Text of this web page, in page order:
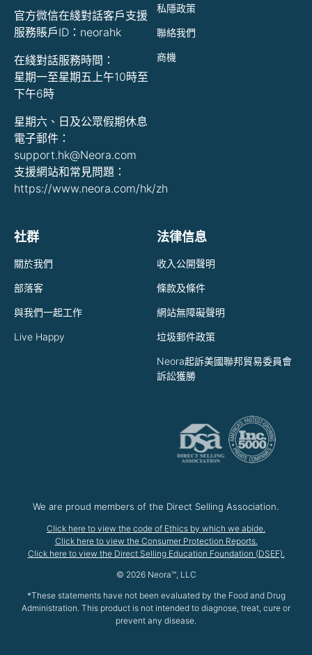
官方微信在綫對話客戶支援
服務賬戶ID：neorahk
在綫對話服務時間：
星期一至星期五上午10時至
下午6時
星期六、日及公眾假期休息
電子郵件：
support.hk@Neora.com
支援網站和常見問題：
https://www.neora.com/hk/zh
私隱政策
聯絡我們
商機
社群
關於我們
部落客
與我們一起工作
Live Happy
法律信息
收入公開聲明
條款及條件
網站無障礙聲明
垃圾郵件政策
Neora起訴美國聯邦貿易委員會
訴訟獲勝
We are proud members of the Direct Selling Association.
Click here to view the code of Ethics by which we abide.
Click here to view the Consumer Protection Reports.
Click here to view the Direct Selling Education Foundation (DSEF).
© 2026 Neora™, LLC
*These statements have not been evaluated by the Food and Drug
Administration. This product is not intended to diagnose, treat, cure or
prevent any disease.